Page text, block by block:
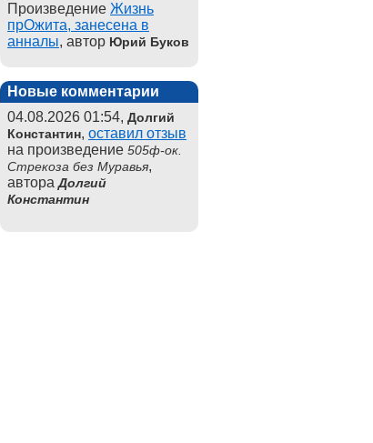
Произведение Жизнь
прОжита, занесена в
анналы, автор Юрий Буков
Новые комментарии
04.08.2026 01:54, Долгий
Константин, оставил отзыв
на произведение 505ф-ок.
Стрекоза без Муравья,
автораДолгий
Константин